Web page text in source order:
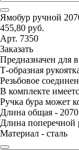
Ямобур ручной
455,80 руб.
Арт. 7350
Заказать
Предназначен для
Т-образная
Резьбовое
В комплекте
Ручка бура может
Длина общая -
Длина поперечной
Материал - сталь